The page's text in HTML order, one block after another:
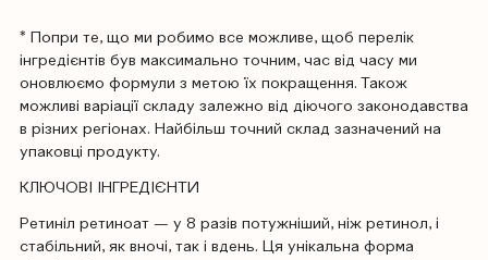
* Попри те, що ми робимо все можливе, щоб перелік
інгредієнтів був максимально точним, час від часу ми
оновлюємо формули з метою їх покращення. Також
можливі варіації складу залежно від діючого законодавства
в різних регіонах. Найбільш точний склад зазначений на
упаковці продукту.
КЛЮЧОВІ ІНГРЕДІЄНТИ
Ретиніл ретиноат — у 8 разів потужніший, ніж ретинол, і
стабільний, як вночі, так і вдень. Ця унікальна форма